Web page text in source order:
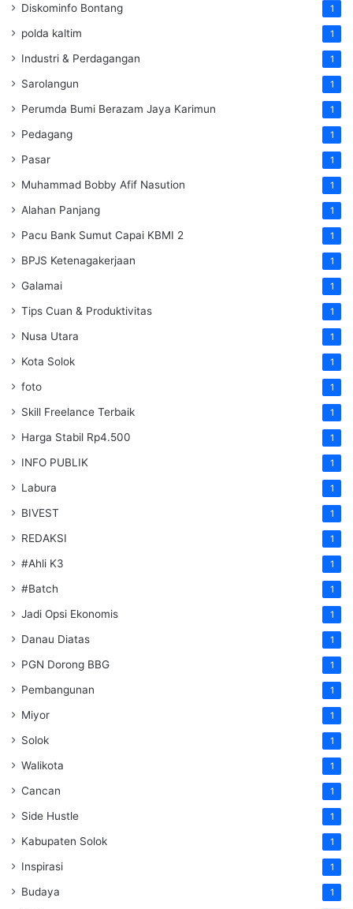
Diskominfo Bontang 1
polda kaltim 1
Industri & Perdagangan 1
Sarolangun 1
Perumda Bumi Berazam Jaya Karimun 1
Pedagang 1
Pasar 1
Muhammad Bobby Afif Nasution 1
Alahan Panjang 1
Pacu Bank Sumut Capai KBMI 2 1
BPJS Ketenagakerjaan 1
Galamai 1
Tips Cuan & Produktivitas 1
Nusa Utara 1
Kota Solok 1
foto 1
Skill Freelance Terbaik 1
Harga Stabil Rp4.500 1
INFO PUBLIK 1
Labura 1
BIVEST 1
REDAKSI 1
#Ahli K3 1
#Batch 1
Jadi Opsi Ekonomis 1
Danau Diatas 1
PGN Dorong BBG 1
Pembangunan 1
Miyor 1
Solok 1
Walikota 1
Cancan 1
Side Hustle 1
Kabupaten Solok 1
Inspirasi 1
Budaya 1